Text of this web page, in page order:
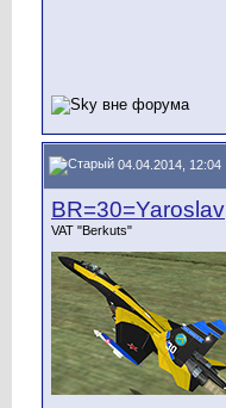
04.04.2014, 12:04
BR=30=Yaroslav
VAT "Berkuts"